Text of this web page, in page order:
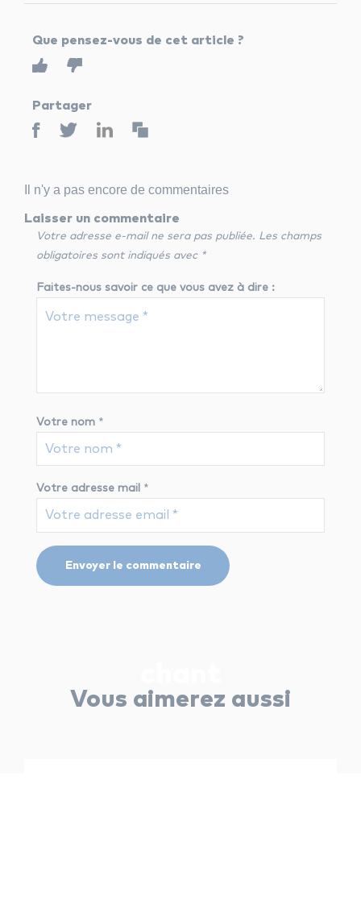
Que pensez-vous de cet article ?
Partager
Il n'y a pas encore de commentaires
Laisser un commentaire
Votre adresse e-mail ne sera pas publiée. Les champs
obligatoires sont indiqués avec *
Faites-nous savoir ce que vous avez à dire :
Votre nom *
Votre adresse mail *
Vous aimerez aussi